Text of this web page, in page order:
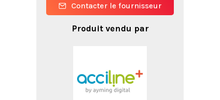
Contacter le fournisseur
Produit vendu par